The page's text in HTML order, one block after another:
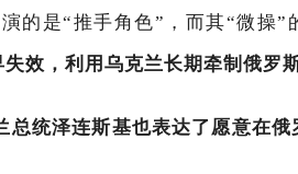
的是“推手角色”，而其“微操”
效，利用乌克兰长期牵制俄罗
总统泽连斯基也表达了愿意在